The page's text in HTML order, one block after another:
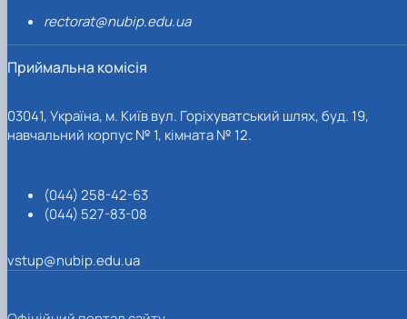
rectorat@nubip.edu.ua
Приймальна комісія
03041, Україна, м. Київ вул. Горіхуватський шлях, буд. 19,
навчальний корпус № 1, кімната № 12.
(044) 258-42-63
(044) 527-83-08
vstup@nubip.edu.ua